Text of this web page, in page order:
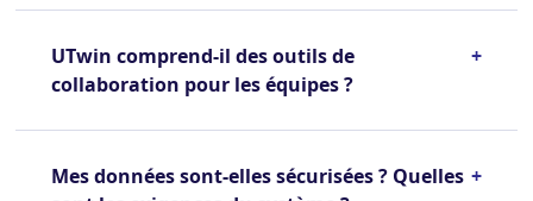
UTwin comprend-il des outils de
collaboration pour les équipes ?
+
Mes données sont-elles sécurisées ? Quelles +